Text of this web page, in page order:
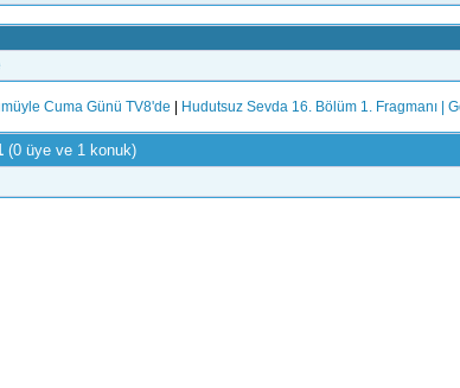
Cuma Günü TV8'de Hudutsuz Sevda 16. Bölüm 1. Fragmanı |
(0 üye ve 1 konuk)